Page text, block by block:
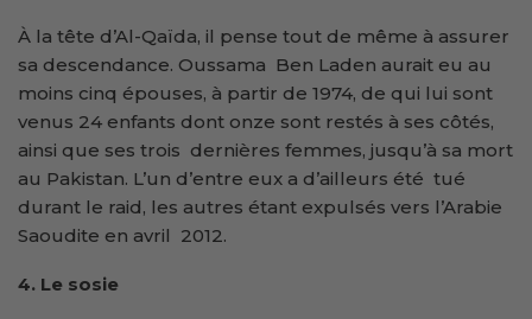
À la tête d’Al-Qaïda, il pense tout de même à assurer
sa descendance. Oussama Ben Laden aurait eu au
moins cinq épouses, à partir de 1974, de qui lui sont
venus 24 enfants dont onze sont restés à ses côtés,
ainsi que ses trois dernières femmes, jusqu’à sa mort
au Pakistan. L’un d’entre eux a d’ailleurs été tué
durant le raid, les autres étant expulsés vers l’Arabie
Saoudite en avril 2012.
4. Le sosie